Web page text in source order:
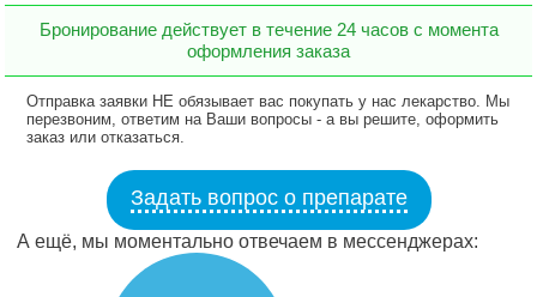
Бронирование действует в течение 24 часов с момента
оформления заказа
Отправка заявки НЕ обязывает вас покупать у нас лекарство. Мы
перезвоним, ответим на Ваши вопросы - а вы решите, оформить
заказ или отказаться.
Задать вопрос о препарате
А ещё, мы моментально отвечаем в мессенджерах: